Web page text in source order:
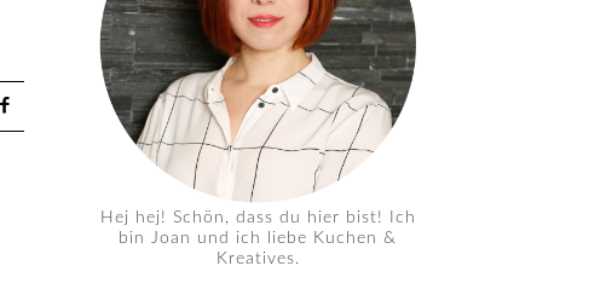
Hej hej! Schön, dass du hier bist! Ich
bin Joan und ich liebe Kuchen &
Kreatives.